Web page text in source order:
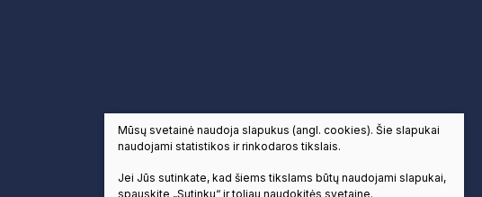
Mūsų svetainė naudoja slapukus (angl. cookies). Šie slapukai
naudojami statistikos ir rinkodaros tikslais.
Jei Jūs sutinkate, kad šiems tikslams būtų naudojami slapukai,
spauskite „Sutinku“ ir toliau naudokitės svetaine.